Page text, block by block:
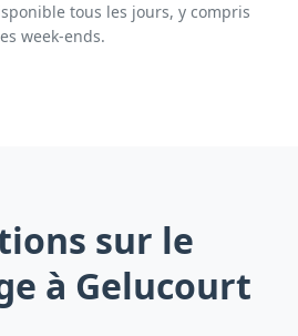
tous les jours, y compris
week-ends.
sur le
à Gelucourt